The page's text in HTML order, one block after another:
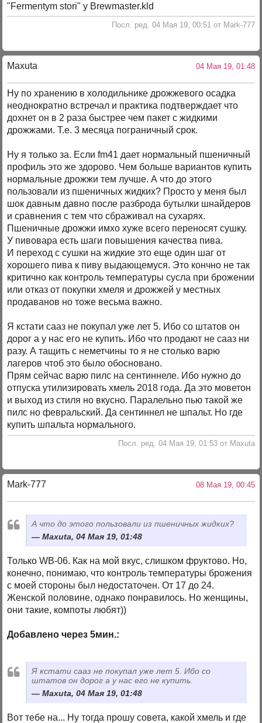
"Fermentym stori" у Brewmaster.kld
Посл. ред. 04 Мая 19, 00:51 от Mark-777
Maxuta 04 Мая 19, 01:48
Ну по хранению в холодильнике дрожжевого осадка
неоднократно встречал и практика подтверждает что
дохнет он в 2 раза быстрее чем пакет с жидкими
дрожжами. Т.е. 3 месяца пограничный срок.
Ну я только за. Если fm41 дает нормальный пшеничный
профиль это же здорово. Чем больше вариантов купить
нормальные дрожжи тем лучше. А что до этого
пользовали из пшеничных жидких? Просто у меня был
шок давным давно после разброда бутылки шнайдеров
и сравнения с тем что сбраживал на сухарях.
Пшеничные дрожжи имхо хуже всего переносят сушку.
У пивовара есть шаги повышения качества пива.
И переход с сушки на жидкие это еще один шаг от
хорошего пива к пиву выдающемуся. Это кончно не так
критично как контроль температуры сусла при брожении
или отказ от покупки хмеля и дрожжей у местных
продаванов но тоже весьма важно.
Я кстати сааз не покупал уже лет 5. Ибо со штатов он
дорог а у нас его не купить. Ибо что продают не сааз ни
разу. А тащить с неметчины то я не столько варю
лагеров чтоб это было обосновано.
Прям сейчас варю пилс на сентиннеле. Ибо нужно до
отпуска утилизировать хмель 2018 года. Да это моветон
и выход из стиля но вкусно. Паралельно пью такой же
пилс но февральский. Да сентиннел не шпальт. Но где
купить шпальта нормального.
Посл. ред. 04 Мая 19, 01:53 от Maxuta
Mark-777 08 Мая 19, 00:45
А что до этого пользовали из пшеничных жидких?
Maxuta, 04 Мая 19, 01:48
Только WB-06. Как на мой вкус, слишком фруктово. Но,
конечно, понимаю, что контроль температуры брожения
с моей стороны был недостаточен. От 17 до 24.
Женской половине, однако понравилось. Но женщины,
они такие, компоты любят))
Добавлено через 5мин.:
Я кстати сааз не покупал уже лет 5. Ибо со
штатов он дорог а у нас его не купить.
Maxuta, 04 Мая 19, 01:48
Вот тебе на... Ну тогда прошу совета, какой хмель и где